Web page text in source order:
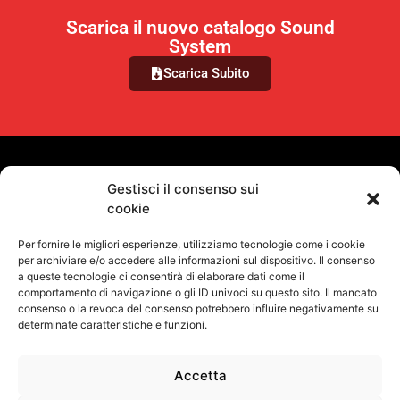
Gestisci il consenso sui
cookie
Per fornire le migliori esperienze, utilizziamo tecnologie come i cookie
per archiviare e/o accedere alle informazioni sul dispositivo. Il consenso
a queste tecnologie ci consentirà di elaborare dati come il
comportamento di navigazione o gli ID univoci su questo sito. Il mancato
consenso o la revoca del consenso potrebbero influire negativamente su
determinate caratteristiche e funzioni.
Accetta
Scarica il nuovo catalogo Sound
System
Scarica Subito
Termini e condizioni d'uso
VUOI RIMANERE AGGIORNATO?
SEGUICI SUI NOSTRI SOCIAL